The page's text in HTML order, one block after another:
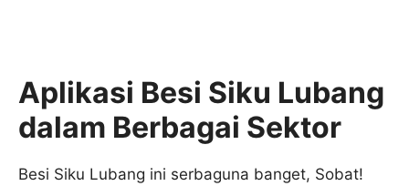
Aplikasi Besi Siku Lubang
dalam Berbagai Sektor
Besi Siku Lubang ini serbaguna banget, Sobat!